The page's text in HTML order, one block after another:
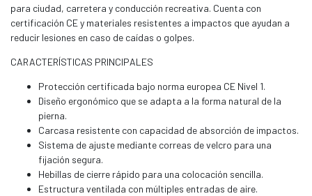
para ciudad, carretera y conducción recreativa. Cuenta con
certificación CE y materiales resistentes a impactos que ayudan a
reducir lesiones en caso de caídas o golpes.
CARACTERÍSTICAS PRINCIPALES
Protección certificada bajo norma europea CE Nivel 1.
Diseño ergonómico que se adapta a la forma natural de la
pierna.
Carcasa resistente con capacidad de absorción de impactos.
Sistema de ajuste mediante correas de velcro para una
fijación segura.
Hebillas de cierre rápido para una colocación sencilla.
Estructura ventilada con múltiples entradas de aire.